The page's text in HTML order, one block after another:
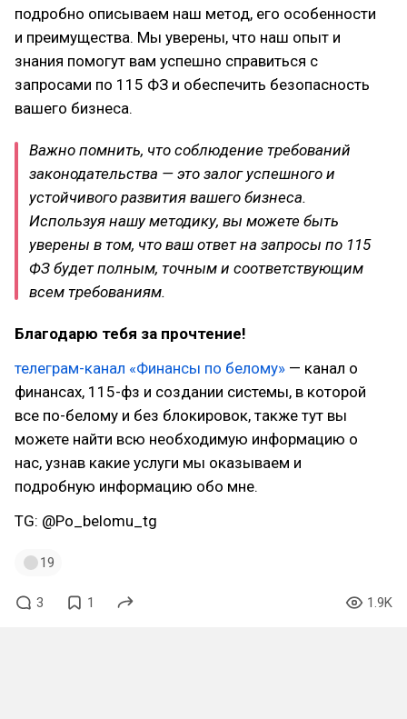
подробно описываем наш метод, его особенности
и преимущества. Мы уверены, что наш опыт и
знания помогут вам успешно справиться с
запросами по 115 ФЗ и обеспечить безопасность
вашего бизнеса.
Важно помнить, что соблюдение требований
законодательства — это залог успешного и
устойчивого развития вашего бизнеса.
Используя нашу методику, вы можете быть
уверены в том, что ваш ответ на запросы по 115
ФЗ будет полным, точным и соответствующим
всем требованиям.
Благодарю тебя за прочтение!
телеграм-канал «Финансы по белому» — канал о
финансах, 115-фз и создании системы, в которой
все по-белому и без блокировок, также тут вы
можете найти всю необходимую информацию о
нас, узнав какие услуги мы оказываем и
подробную информацию обо мне.
TG: @Po_belomu_tg
19
3 1 1.9K